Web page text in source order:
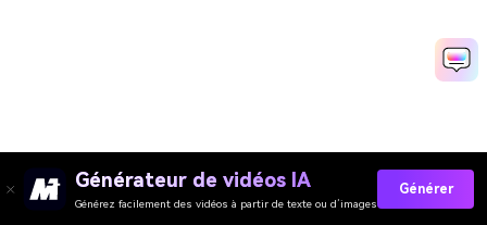
Générateur de vidéos IA
Générez facilement des vidéos à partir de texte ou d’images
Générer